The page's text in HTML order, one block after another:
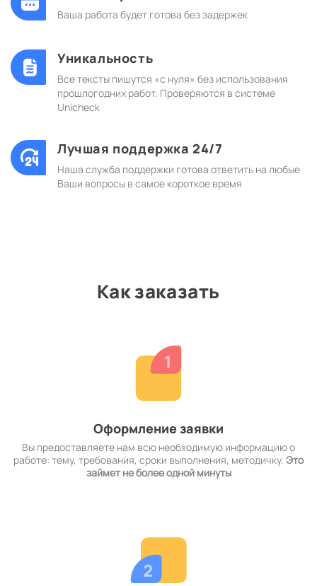
Ваша работа будет готова без задержек
Уникальность
Все тексты пишутся «с нуля» без использования
прошлогодних работ. Проверяются в системе
Unicheck
Лучшая поддержка 24/7
Наша служба поддержки готова ответить на любые
Ваши вопросы в самое короткое время
Как заказать
Оформление заявки
Вы предоставляете нам всю необходимую информацию о
работе: тему, требования, сроки выполнения, методичку. Это
займет не более одной минуты